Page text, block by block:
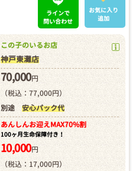
ラインで
問い合わせ
お気に入り
追加
この子のいるお店
神戸東灘店
70,000円
（税込：77,000円）
別途 安心パック代
あんしんお迎えMAX70%割
100ヶ月生命保障付き！
10,000円
（税込：17,000円）